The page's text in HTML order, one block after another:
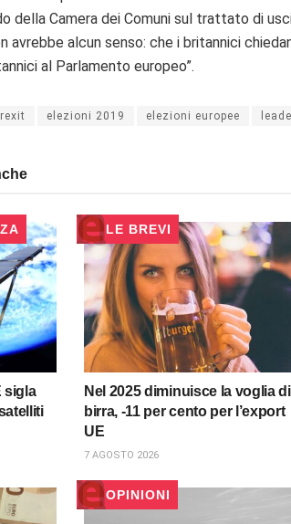
della Camera dei Comuni sul trattato di
avrebbe alcun senso: che i britannici
al Parlamento europeo”.
elezioni 2019 elezioni europee
sigla
LE BREVI
Nel 2025 diminuisce la voglia di
birra, -11 per cento per l’export
UE
7 AGOSTO 2026
OPINIONI